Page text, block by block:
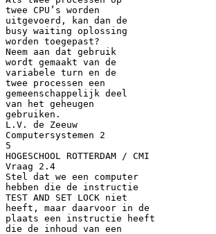
twee CPU’s worden
uitgevoerd, kan dan de
busy waiting oplossing
worden toegepast?
Neem aan dat gebruik
wordt gemaakt van de
variabele turn en de
twee processen een
gemeenschappelijk deel
van het geheugen
gebruiken.
L.V. de Zeeuw
Computersystemen 2
5
HOGESCHOOL ROTTERDAM / CMI
Vraag 2.4
Stel dat we een computer
hebben die de instructie
TEST AND SET LOCK niet
heeft, maar daarvoor in de
plaats een instructie heeft
die de inhoud van een